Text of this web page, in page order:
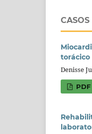
Denisse
PDF